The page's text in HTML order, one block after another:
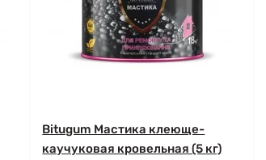
Bitugum Мастика клеюще-
каучуковая кровельная (5 кг)